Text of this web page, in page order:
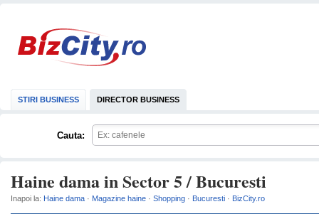
STIRI BUSINESS DIRECTOR BUSINESS
Cauta:
Haine dama in Sector 5 / Bucuresti
Inapoi la: Haine dama · Magazine haine · Shopping · Bucuresti · BizCity.ro